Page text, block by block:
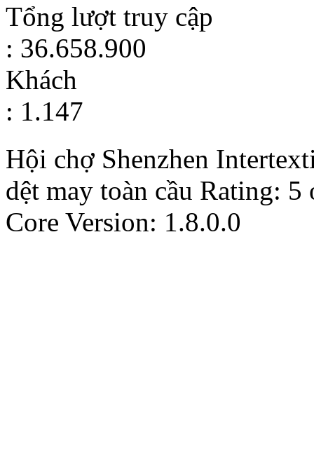
Tổng lượt truy cập
: 36.658.900
Khách
: 1.147
Hội chợ Shenzhen
dệt may toàn cầu Rating: 5
Core Version: 1.8.0.0